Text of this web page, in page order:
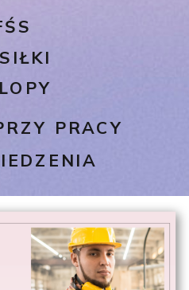
PRACY